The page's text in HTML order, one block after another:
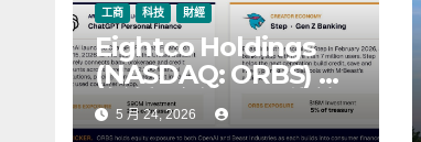
工商 科技 財經
Eightco Holdings
(NASDAQ: ORBS) 公
佈總持倉約 3.37 億美
元，涵蓋 OpenAI、
5 月 24, 2026